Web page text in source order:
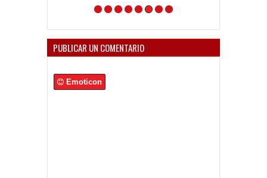
PUBLICAR UN COMENTARIO
Emoticon